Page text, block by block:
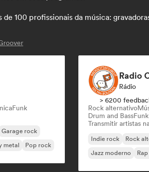
100 profissionais da música:
Funk
Garage rock
metal Pop rock
Radio
Rádio
> 6200
Rock alternativo
Drum and BassFunk
Transmitir artistas
Indie rock Rock
Jazz moderno